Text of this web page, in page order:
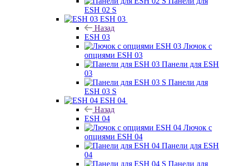
ESH 02 S
ESH 03
Назад
ESH 03
Лючок с
опциями ESH 03
Панели для ESH
03
Панели для
ESH 03 S
ESH 04
Назад
ESH 04
Лючок с
опциями ESH 04
Панели для ESH
04
Панели для